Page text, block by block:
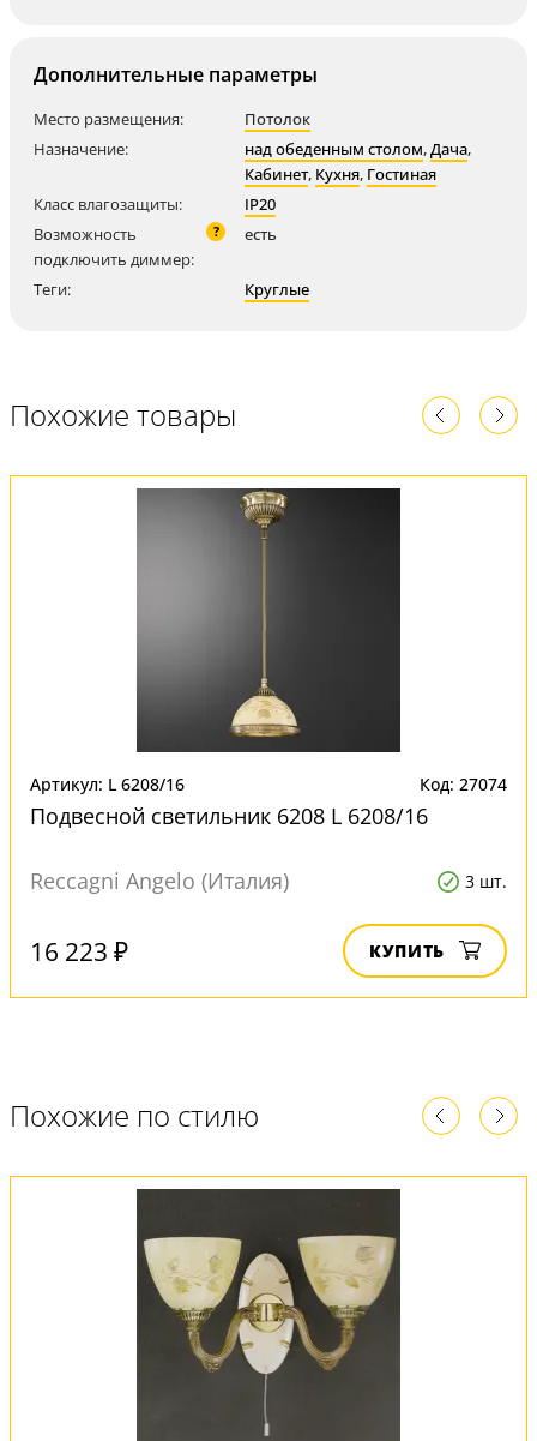
Дополнительные параметры
Место размещения:
Потолок
Назначение:
над обеденным столом,Дача,
Кабинет, Кухня, Гостиная
Класс влагозащиты:
IP20
Возможность
подключить диммер:
? есть
Теги: Круглые
Похожие товары
Артикул: L 6208/16 Код: 27074
Подвесной светильник 6208 L 6208/16
Reccagni Angelo (Италия) 3 шт.
16 223 ₽ КУПИТЬ
Похожие по стилю